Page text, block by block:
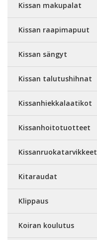
Kissan makupalat
Kissan raapimapuut
Kissan sängyt
Kissan talutushihnat
Kissanhiekkalaatikot
Kissanhoitotuotteet
Kissanruokatarvikkeet
Kitaraudat
Klippaus
Koiran koulutus